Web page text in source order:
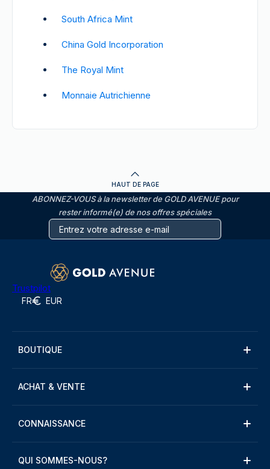
South Africa Mint
China Gold Incorporation
The Royal Mint
Monnaie Autrichienne
HAUT DE PAGE
ABONNEZ-VOUS à la newsletter de GOLD AVENUE pour
rester informé(e) de nos offres spéciales
Trustpilot
FR EUR
BOUTIQUE
ACHAT & VENTE
CONNAISSANCE
QUI SOMMES-NOUS?